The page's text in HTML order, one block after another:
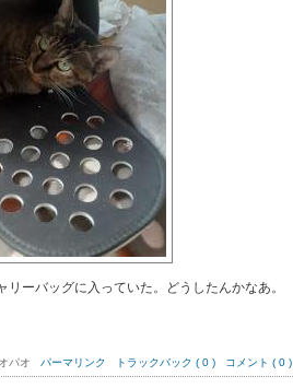
ーバッグに入っていた。どうしたんかなあ。
パオ パーマリンク トラックバック ( 0 ) コメント ( 0 )